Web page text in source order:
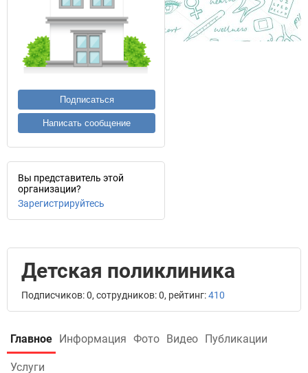
Подписаться
Написать сообщение
Вы представитель этой
организации?
Зарегистрируйтесь
Детская поликлиника
Подписчиков: 0, сотрудников: 0, рейтинг:410
Главное Информация Фото Видео Публикации
Услуги